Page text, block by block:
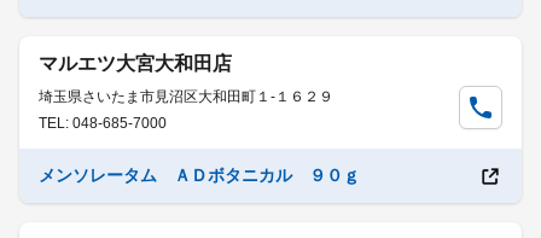
マルエツ大宮大和田店
埼玉県さいたま市見沼区大和田町１-１６２９
TEL: 048-685-7000
メンソレータム ＡＤボタニカル ９０ｇ